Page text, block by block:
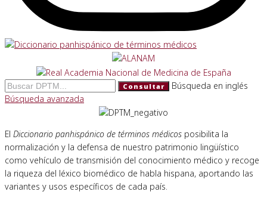
Consultar
Búsqueda en inglés
Búsqueda avanzada
El Diccionario panhispánico de términos médicos posibilita la
normalización y la defensa de nuestro patrimonio lingüístico
como vehículo de transmisión del conocimiento médico y recoge
la riqueza del léxico biomédico de habla hispana, aportando las
variantes y usos específicos de cada país.